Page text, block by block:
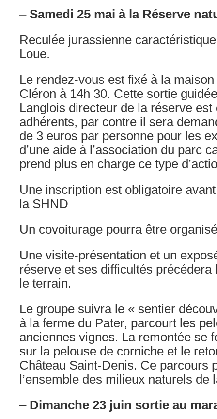
– Samedi 25 mai à la Réserve
Reculée jurassienne
Loue.
Le rendez-vous est fixé à la
Cléron à 14h 30. Cette sortie
Langlois directeur de la réserve est
adhérents, par contre il sera
de 3 euros par personne pour les
d’une aide à l’association du parc
prend plus en charge ce type
Une inscription est obligatoire
la SHND
Un covoiturage pourra être
Une visite-présentation et un
réserve et ses difficultés précédera
le terrain.
Le groupe suivra le « sentier
à la ferme du Pater, parcourt les
anciennes vignes. La remontée se
sur la pelouse de corniche et le
Château Saint-Denis. Ce parcours
l’ensemble des milieux naturels de
–Dimanche 23 juin sortie au